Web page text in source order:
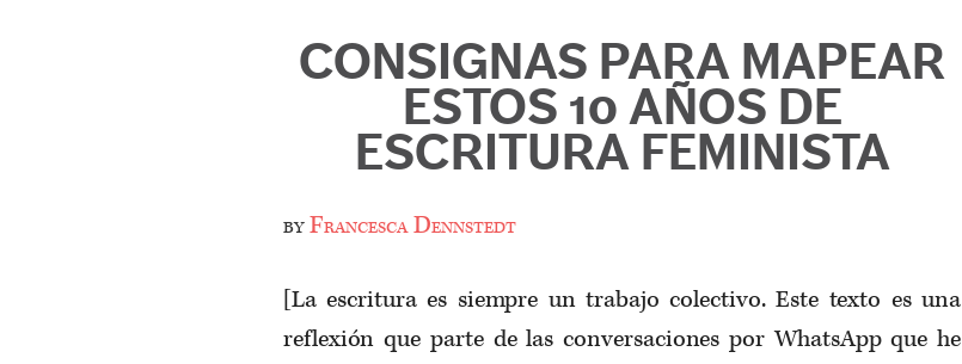
CONSIGNAS PARA MAPEAR
ESTOS 10 AÑOS DE
ESCRITURA FEMINISTA
byFrancesca Dennstedt
[La escritura es siempre un trabajo colectivo. Este texto es una
reflexión que parte de las conversaciones por WhatsApp que he